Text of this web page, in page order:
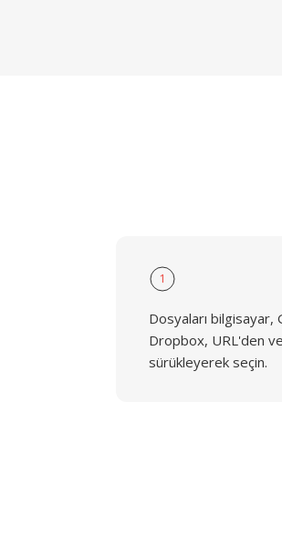
1
Dosyaları bilgisayar,
Dropbox, URL'den
sürükleyerek seçin.